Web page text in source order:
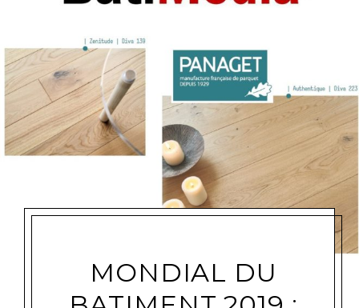
Batimedialive
MONDIAL DU